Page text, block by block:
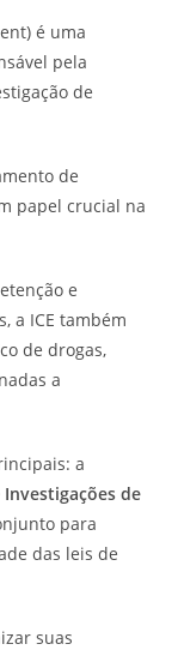
é uma
pela
de
de
papel crucial na
e
a ICE também
de drogas,
a
a
Investigações de
para
das leis de
suas